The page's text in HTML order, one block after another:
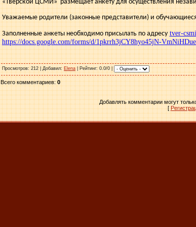
«Тверской ЦСМИ» размещает анкету для осуществления
Уважаемые родители (законные представители) и
Заполненные анкеты необходимо присылать по адресу tver-
https://docs.google.com/forms/d/1pkrrh3jCY8hyo45jN-
Просмотров: 212 | Добавил: Elena Рейтинг: 0.0/0 |
Всего комментариев: 0
Добавлять комментарии могут
[